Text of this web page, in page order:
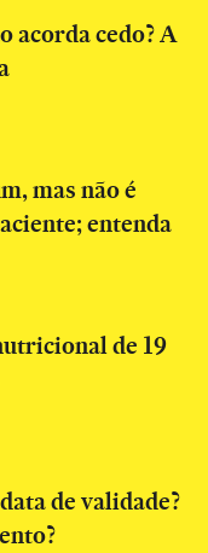
acorda cedo? A
mas não é
entenda
de 19
de validade?